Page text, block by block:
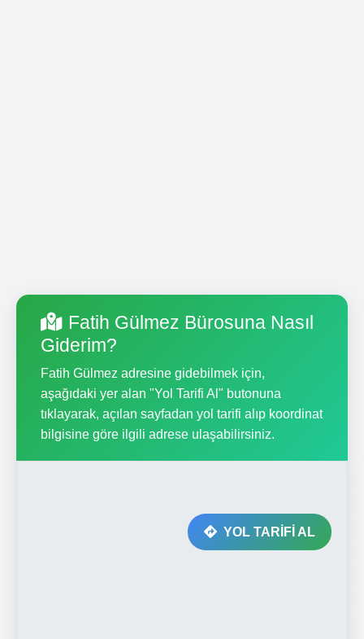
Fatih Gülmez Bürosuna Nasıl
Giderim?
Fatih Gülmez adresine gidebilmek için,
aşağıdaki yer alan "Yol Tarifi Al" butonuna
tıklayarak, açılan sayfadan yol tarifi alıp koordinat
bilgisine göre ilgili adrese ulaşabilirsiniz.
YOL TARİFİ AL